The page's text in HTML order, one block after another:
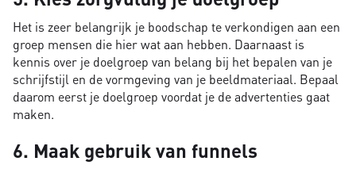
Het is zeer belangrijk je boodschap te verkondigen aan een
groep mensen die hier wat aan hebben. Daarnaast is
kennis over je doelgroep van belang bij het bepalen van je
schrijfstijl en de vormgeving van je beeldmateriaal. Bepaal
daarom eerst je doelgroep voordat je de advertenties gaat
maken.
6. Maak gebruik van funnels